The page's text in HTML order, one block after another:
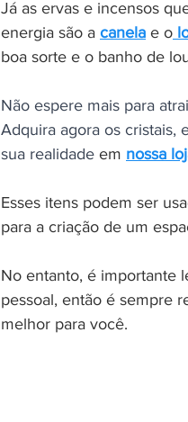
Já as ervas e incensos
energia são a canela e o
boa sorte e o banho de
Não espere mais para
Adquira agora os cristais,
sua realidade em nossa
Esses itens podem ser
para a criação de um
No entanto, é importante
pessoal, então é sempre
melhor para você.